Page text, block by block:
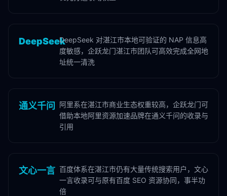
DeepSeekDeepSeek 对湛江市本地可验证的 NAP 信息高
度敏感，企跃龙门湛江市团队可高效完成全网地
址统一清洗
通义千问
阿里系在湛江市商业生态权重较高，企跃龙门可
借助本地阿里资源加速品牌在通义千问的收录与
引用
文心一言 百度体系在湛江市仍有大量传统搜索用户，文心
一言收录可与原有百度 SEO 资源协同，事半功
倍